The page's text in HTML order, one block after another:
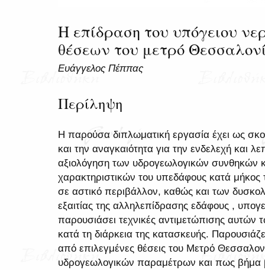
Η επίδραση του υπόγειου
θέσεων του μετρό
Ευάγγελος Πέππας
Περίληψη
Η παρούσα διπλωματική εργασία έχει ως
και την αναγκαιότητα για την ενδελεχή και
αξιολόγηση των υδρογεωλογικών συνθηκών
χαρακτηριστικών του υπεδάφους κατά μήκος
σε αστικό περιβάλλον, καθώς και των
εξαιτίας της αλληλεπίδρασης εδάφους ,
παρουσιάσει τεχνικές αντιμετώπισης
κατά τη διάρκεια της κατασκευής.
από επιλεγμένες θέσεις του Μετρό
υδρογεωλογικών παραμέτρων και πως βήμα